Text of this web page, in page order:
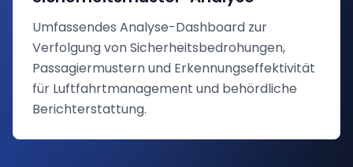
Umfassendes Analyse-Dashboard zur
Verfolgung von Sicherheitsbedrohungen,
Passagiermustern und Erkennungseffektivität
für Luftfahrtmanagement und behördliche
Berichterstattung.